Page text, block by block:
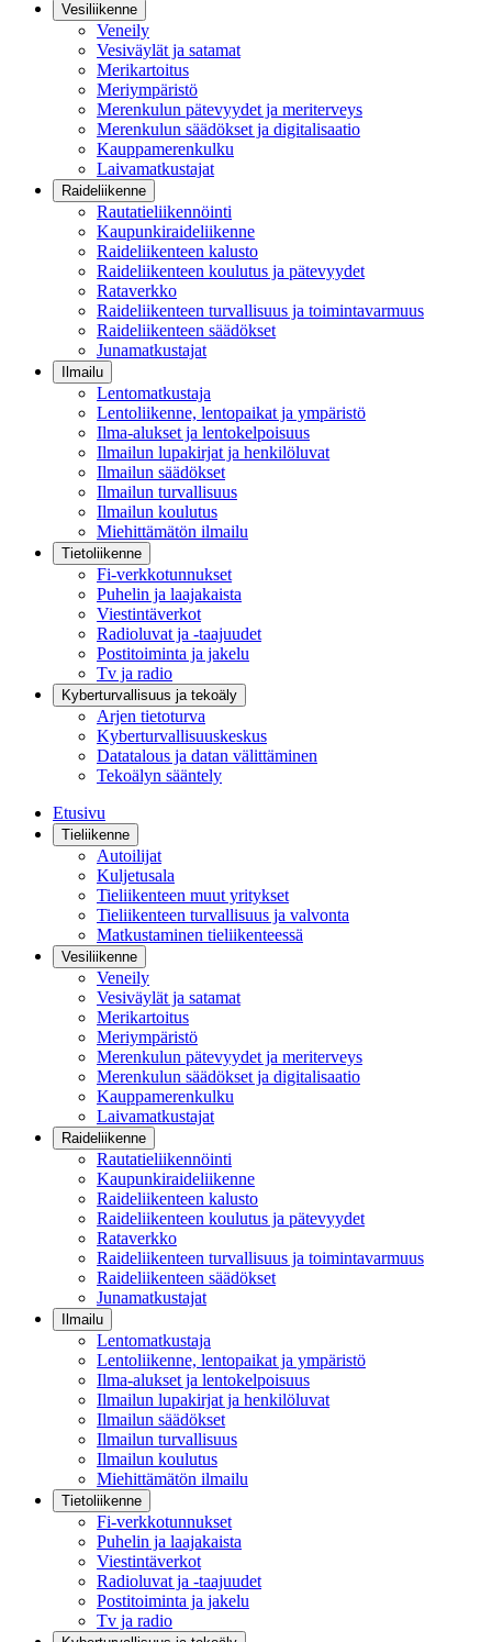
Vesiliikenne
Veneily
Vesiväylät ja satamat
Merikartoitus
Meriympäristö
Merenkulun pätevyydet ja meriterveys
Merenkulun säädökset ja digitalisaatio
Kauppamerenkulku
Laivamatkustajat
Raideliikenne
Rautatieliikennöinti
Kaupunkiraideliikenne
Raideliikenteen kalusto
Raideliikenteen koulutus ja pätevyydet
Rataverkko
Raideliikenteen turvallisuus ja toimintavarmuus
Raideliikenteen säädökset
Junamatkustajat
Ilmailu
Lentomatkustaja
Lentoliikenne, lentopaikat ja ympäristö
Ilma-alukset ja lentokelpoisuus
Ilmailun lupakirjat ja henkilöluvat
Ilmailun säädökset
Ilmailun turvallisuus
Ilmailun koulutus
Miehittämätön ilmailu
Tietoliikenne
Fi-verkkotunnukset
Puhelin ja laajakaista
Viestintäverkot
Radioluvat ja -taajuudet
Postitoiminta ja jakelu
Tv ja radio
Kyberturvallisuus ja tekoäly
Arjen tietoturva
Kyberturvallisuuskeskus
Datatalous ja datan välittäminen
Tekoälyn sääntely
Etusivu
Tieliikenne
Autoilijat
Kuljetusala
Tieliikenteen muut yritykset
Tieliikenteen turvallisuus ja valvonta
Matkustaminen tieliikenteessä
Vesiliikenne
Veneily
Vesiväylät ja satamat
Merikartoitus
Meriympäristö
Merenkulun pätevyydet ja meriterveys
Merenkulun säädökset ja digitalisaatio
Kauppamerenkulku
Laivamatkustajat
Raideliikenne
Rautatieliikennöinti
Kaupunkiraideliikenne
Raideliikenteen kalusto
Raideliikenteen koulutus ja pätevyydet
Rataverkko
Raideliikenteen turvallisuus ja toimintavarmuus
Raideliikenteen säädökset
Junamatkustajat
Ilmailu
Lentomatkustaja
Lentoliikenne, lentopaikat ja ympäristö
Ilma-alukset ja lentokelpoisuus
Ilmailun lupakirjat ja henkilöluvat
Ilmailun säädökset
Ilmailun turvallisuus
Ilmailun koulutus
Miehittämätön ilmailu
Tietoliikenne
Fi-verkkotunnukset
Puhelin ja laajakaista
Viestintäverkot
Radioluvat ja -taajuudet
Postitoiminta ja jakelu
Tv ja radio